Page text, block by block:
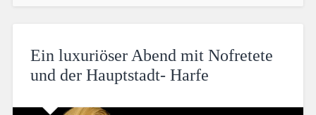
Ein luxuriöser Abend mit Nofretete
und der Hauptstadt- Harfe